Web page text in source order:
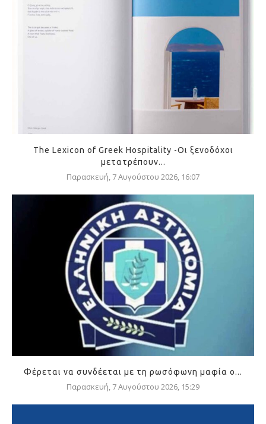
The Lexicon of Greek Hospitality -Οι ξενοδόχοι
μετατρέπουν...
Παρασκευή, 7 Αυγούστου 2026, 16:07
Φέρεται να συνδέεται με τη ρωσόφωνη μαφία ο...
Παρασκευή, 7 Αυγούστου 2026, 15:29